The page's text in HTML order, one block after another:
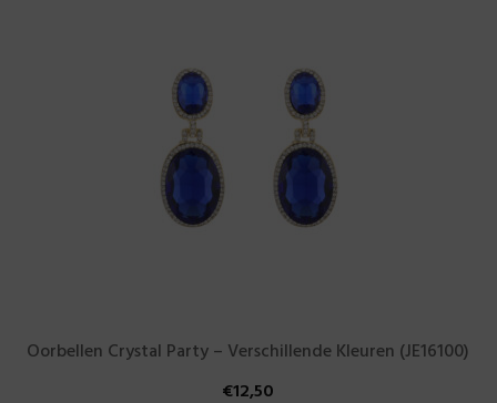
Oorbellen Crystal Party – Verschillende Kleuren (JE16100)
€12,50